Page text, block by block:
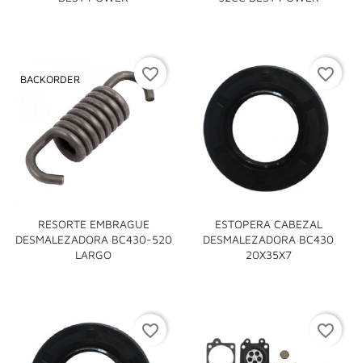
RESORTE EMBRAGUE
DESMALEZADORA BC430-520
LARGO
BACKORDER favorite_border
ESTOPERA CABEZAL
DESMALEZADORA BC430
20X35X7
favorite_border
favorite_border favorite_border